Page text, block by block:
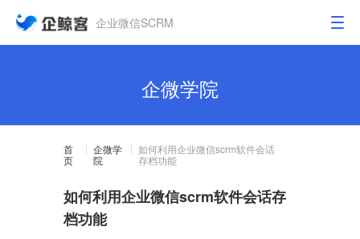
企业微信SCRM
企微学院
首
页
企微学
院
如何利用企业微信scrm软件会话
存档功能
如何利用企业微信scrm软件会话存
档功能